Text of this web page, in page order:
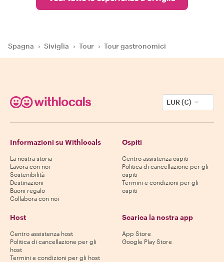
Spagna › Siviglia › Tour › Tour gastronomici
EUR (€)
Informazioni su Withlocals
La nostra storia
Lavora con noi
Sostenibilità
Destinazioni
Buoni regalo
Collabora con noi
Ospiti
Centro assistenza ospiti
Politica di cancellazione per gli
ospiti
Termini e condizioni per gli
ospiti
Host
Centro assistenza host
Politica di cancellazione per gli
host
Termini e condizioni per gli host
Scarica la nostra app
App Store
Google Play Store